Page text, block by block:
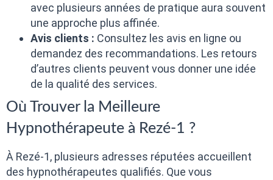
avec plusieurs années de pratique aura souvent
une approche plus affinée.
Avis clients : Consultez les avis en ligne ou
demandez des recommandations. Les retours
d’autres clients peuvent vous donner une idée
de la qualité des services.
Où Trouver la Meilleure
Hypnothérapeute à Rezé-1 ?
À Rezé-1, plusieurs adresses réputées accueillent
des hypnothérapeutes qualifiés. Que vous